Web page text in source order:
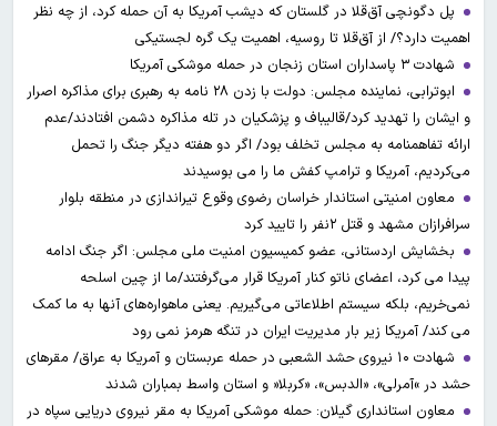
پل دگونچی آق‌قلا در گلستان که دیشب آمریکا به آن حمله کرد، از چه نظر
اهمیت دارد؟/ از آق‌قلا تا روسیه، اهمیت یک گره لجستیکی
شهادت ۳ ‌پاسداران استان زنجان در حمله موشکی آمریکا
ابوترابی، نماینده مجلس: دولت با زدن ۲۸ نامه به رهبری برای مذاکره اصرار
و ایشان را تهدید کرد/قالیباف و پزشکیان در تله مذاکره دشمن افتادند/عدم
ارائه تفاهمنامه به مجلس تخلف بود/ اگر دو هفته دیگر جنگ را تحمل
می‌کردیم، آمریکا و ترامپ کفش ما را می بوسیدند
معاون امنیتی استاندار خراسان رضوی وقوع تیراندازی در منطقه بلوار
سرافرازان مشهد و قتل ۲نفر را تایید کرد
بخشایش اردستانی، عضو کمیسیون امنیت ملی مجلس: اگر جنگ ادامه
پیدا می کرد، اعضای ناتو کنار آمریکا قرار می‌گرفتند/ما از چین اسلحه
نمی‌خریم، بلکه سیستم اطلاعاتی می‌گیریم. یعنی ماهواره‌های آنها به ما کمک
می کند/ آمریکا زیر بار مدیریت ایران در تنگه هرمز نمی رود
شهادت ۱۰ نیروی حشد الشعبی در حمله عربستان و آمریکا به عراق/ مقرهای
حشد در »آمرلی»، «الدبس»، «کربلا« و استان واسط بمباران شدند
معاون استانداری گیلان: حمله موشکی آمریکا به مقر نیروی دریایی سپاه در